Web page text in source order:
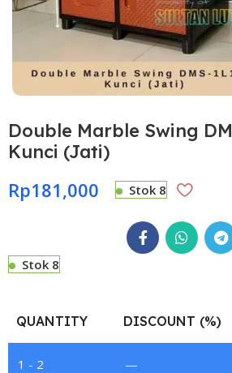
Double Marble Swing
Kunci (Jati)
Rp181,000 Stok 8
Stok 8
QUANTITY DISCOUNT (%)
1 - 2 —